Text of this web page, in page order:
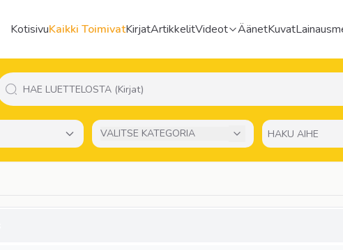
KotisivuKaikki ToimivatKirjatArtikkelitVideot ÄänetKuvat
VALITSE KATEGORIA